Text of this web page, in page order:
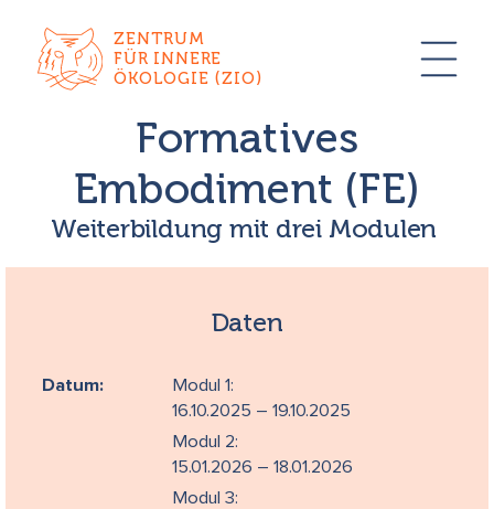
ZENTRUM
FÜR INNERE
ÖKOLOGIE (ZIO)
Formatives
Embodiment (FE)
Weiterbildung mit drei Modulen
Daten
Datum:
Modul 1:
16.10.2025 – 19.10.2025
Modul 2:
15.01.2026 – 18.01.2026
Modul 3: